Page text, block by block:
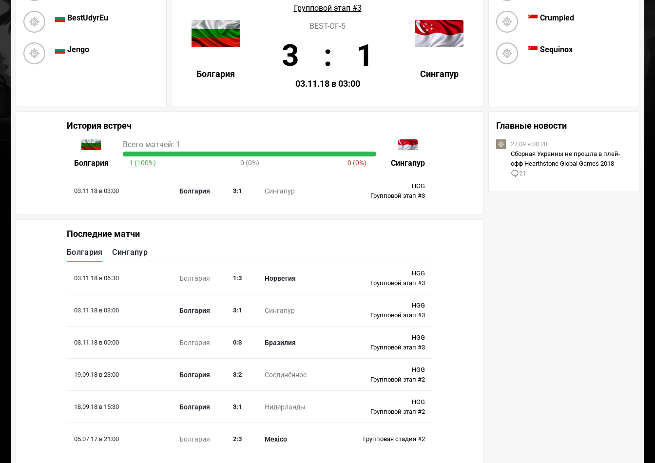
BestUdyrEu
Jengo
Crumpled
Sequinox
Групповой этап #3
Болгария Сингапур
BEST-OF-5
3 : 1
03.11.18 в 03:00
История встреч
Болгария Сингапур
Всего матчей: 1
1 (100%) 0 (0%) 0 (0%)
03.11.18 в 03:00 Болгария Сингапур
3:1
HGG
Групповой этап #3
Последние матчи
Болгария Сингапур
03.11.18 в 06:30 Болгария Норвегия
1 :3
HGG
Групповой этап #3
03.11.18 в 03:00 Болгария Сингапур
3:1
HGG
Групповой этап #3
03.11.18 в 00:00 Болгария Бразилия
0:3
HGG
Групповой этап #3
19.09.18 в 23:00 Болгария Соединённое
3:2
HGG
Групповой этап #2
18.09.18 в 15:30 Болгария Нидерланды
3:1
HGG
Групповой этап #2
05.07.17 в 21:00 Болгария Mexico
2:3 Групповая стадия #2
Главные новости
27.09 в 00:20
Сборная Украины не прошла в плей-
офф Hearthstone Global Games 2018
21